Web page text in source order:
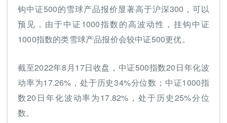
钩中证500的雪球产品报价显著高于沪深300，可以
预见，由于中证1000指数的高波动性，挂钩中证
1000指数的类雪球产品报价会较中证500更优。
截至2022年8月17日收盘，中证500指数20日年化波
动率为17.26%，处于历史34%分位数；中证1000指
数20日年化波动率为17.82%，处于历史25%分位
数。